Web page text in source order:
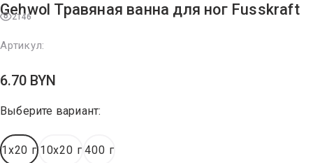
2146
Gehwol Травяная ванна для ног Fusskraft
Артикул:
6.70 BYN
Выберите вариант:
1x20 г 10x20 г 400 г